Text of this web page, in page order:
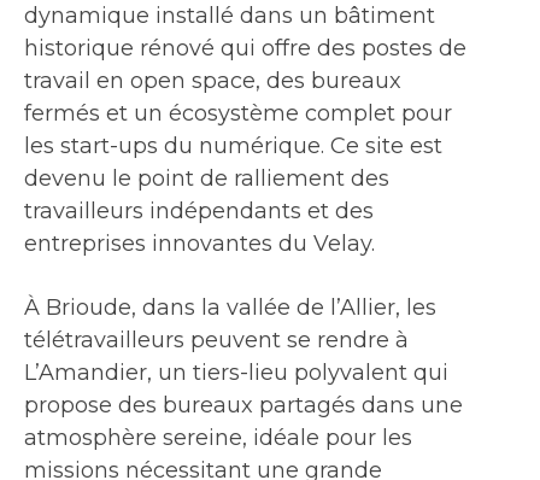
dynamique installé dans un bâtiment
historique rénové qui offre des postes de
travail en open space, des bureaux
fermés et un écosystème complet pour
les start-ups du numérique. Ce site est
devenu le point de ralliement des
travailleurs indépendants et des
entreprises innovantes du Velay.
À Brioude, dans la vallée de l’Allier, les
télétravailleurs peuvent se rendre à
L’Amandier, un tiers-lieu polyvalent qui
propose des bureaux partagés dans une
atmosphère sereine, idéale pour les
missions nécessitant une grande